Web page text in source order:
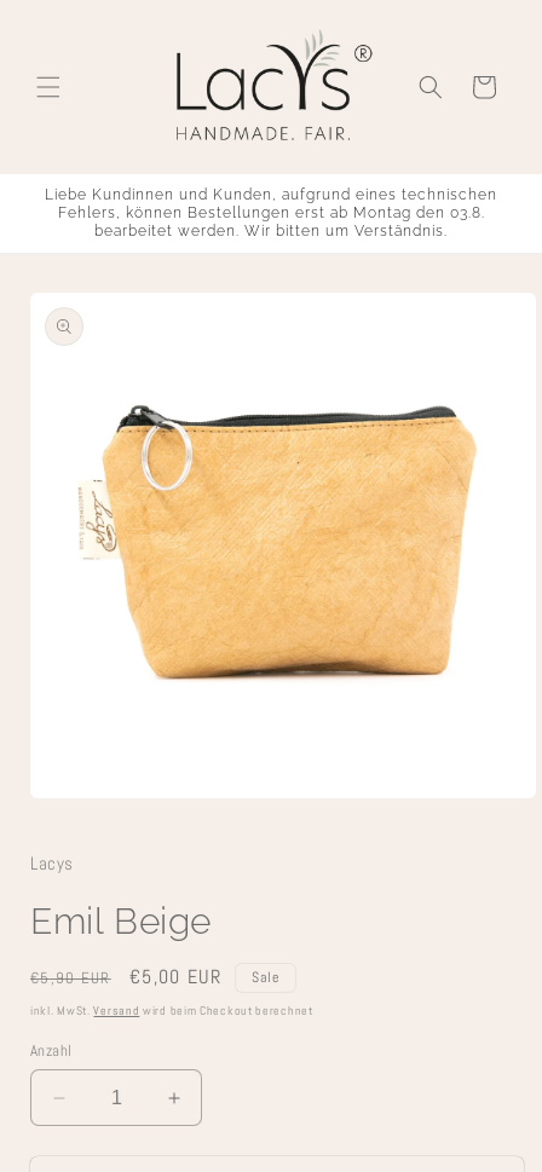
Warenkorb
Liebe Kundinnen und Kunden, aufgrund eines technischen
Fehlers, können Bestellungen erst ab Montag den 03.8.
bearbeitet werden. Wir bitten um Verständnis.
Modal
öffnen
Lacys
Emil Beige
Normaler
Preis
€5,90 EUR Verkaufspreis
€5,00 EUR Sale
inkl. MwSt.Versand wird beim Checkout berechnet
Anzahl
Verringere
die
Erhöhe
die